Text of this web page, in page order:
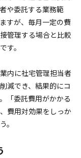
や委託する業務範
すが、毎月一定の費
管理する場合と比較
す。
内に社宅管理担当者
減でき、結果的にコ
「委託費用がかかる
費用対効果をしっか
。